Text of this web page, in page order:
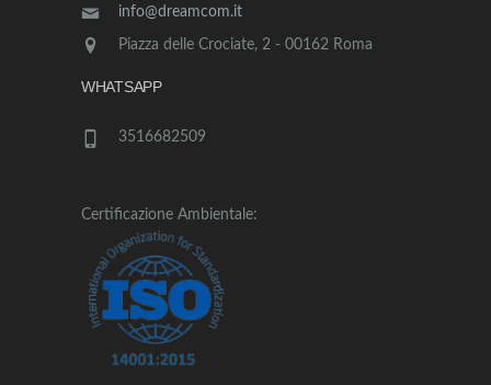
info@dreamcom.it
Piazza delle Crociate, 2 - 00162 Roma
WHATSAPP
3516682509
Certificazione Ambientale: